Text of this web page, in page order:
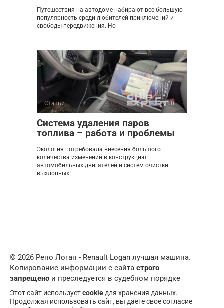
Путешествия на автодоме набирают все большую
популярность среди любителей приключений и
свободы передвижения. Но
Статьи 0
Система удаления паров
топлива – работа и проблемы
Экология потребовала внесения большого
количества изменений в конструкцию
автомобильных двигателей и систем очистки
выхлопных
© 2026 Рено Логан - Renault Logan лучшая машина.
Копирование информации с сайта строго
запрещено и преследуется в судебном порядке
Этот сайт используетcookie для хранения данных.
Продолжая использовать сайт, вы даете свое согласие